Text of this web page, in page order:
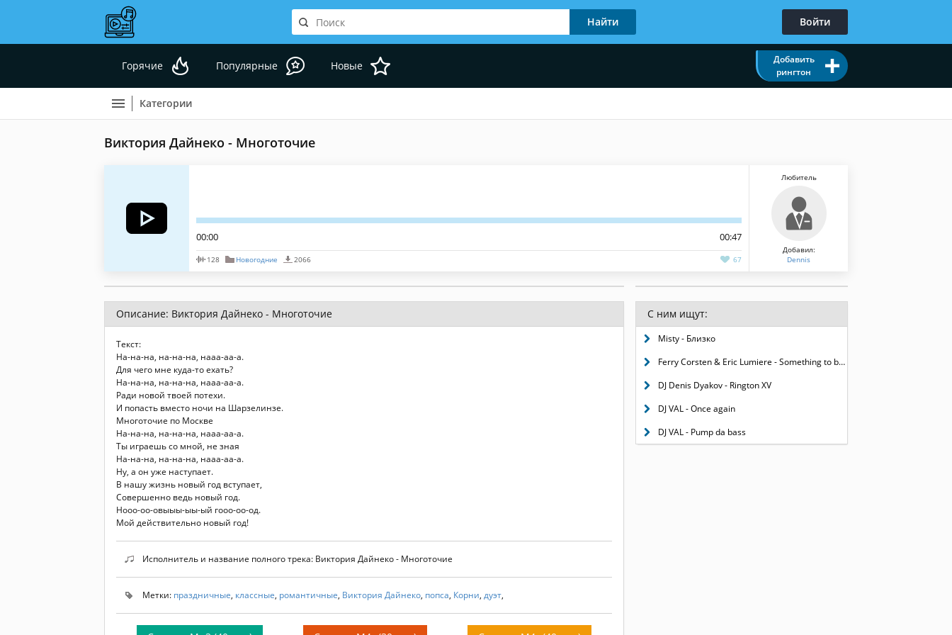
Войти
Горячие Популярные Новые
Добавить
рингтон
Категории
Виктория Дайнеко - Многоточие
00:00 00:47
128 Новогодние 2066 67
Любитель
Добавил:
Dennis
Описание: Виктория Дайнеко - Многоточие
Текст:
На-на-на, на-на-на, нааа-аа-а.
Для чего мне куда-то ехать?
На-на-на, на-на-на, нааа-аа-а.
Ради новой твоей потехи.
И попасть вместо ночи на Шарзелинзе.
Многоточие по Москве
На-на-на, на-на-на, нааа-аа-а.
Ты играешь со мной, не зная
На-на-на, на-на-на, нааа-аа-а.
Ну, а он уже наступает.
В нашу жизнь новый год вступает,
Совершенно ведь новый год.
Нооо-оо-овыыы-ыы-ый гооо-оо-од.
Мой действительно новый год!
Исполнитель и название полного трека: Виктория Дайнеко - Многоточие
Метки: праздничные, классные, романтичные, Виктория Дайнеко, попса, Корни, дуэт,
С ним ищут:
Misty - Близко
Ferry Corsten & Eric Lumiere - Something to believe in (Saad Ayub Remix)
DJ Denis Dyakov - Rington XV
DJ VAL - Once again
DJ VAL - Pump da bass